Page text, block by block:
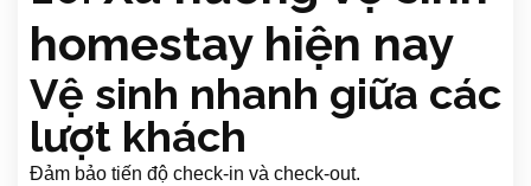
homestay hiện nay
Vệ sinh nhanh giữa các
lượt khách
Đảm bảo tiến độ check-in và check-out.